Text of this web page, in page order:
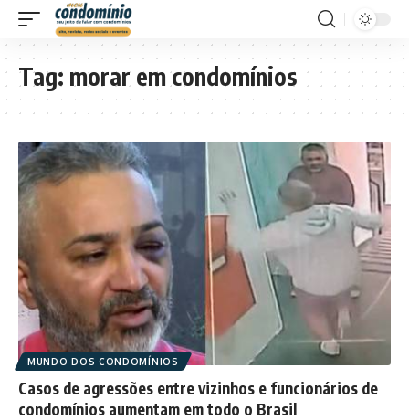
Tag: morar em condomínios
MUNDO DOS CONDOMÍNIOS
Casos de agressões entre vizinhos e funcionários de
condomínios aumentam em todo o Brasil